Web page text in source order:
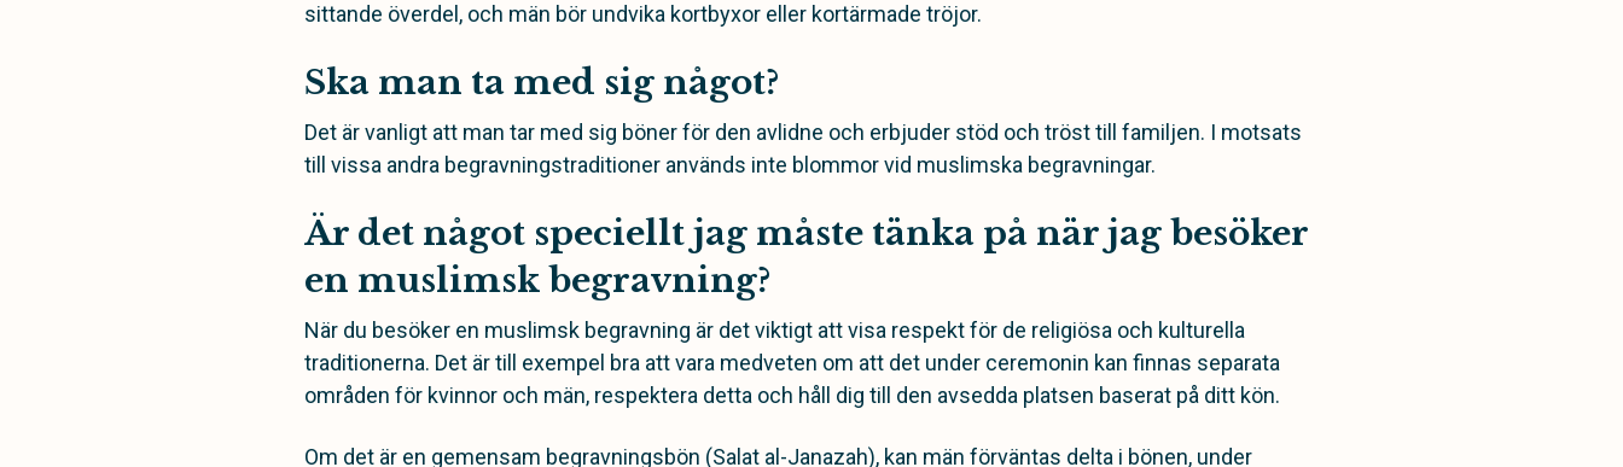
sittande överdel, och män bör undvika kortbyxor eller kortärmade tröjor.
Ska man ta med sig något?
Det är vanligt att man tar med sig böner för den avlidne och erbjuder stöd och tröst till familjen. I motsats
till vissa andra begravningstraditioner används inte blommor vid muslimska begravningar.
Är det något speciellt jag måste tänka på när jag besöker
en muslimsk begravning?
När du besöker en muslimsk begravning är det viktigt att visa respekt för de religiösa och kulturella
traditionerna. Det är till exempel bra att vara medveten om att det under ceremonin kan finnas separata
områden för kvinnor och män, respektera detta och håll dig till den avsedda platsen baserat på ditt kön.
Om det är en gemensam begravningsbön (Salat al-Janazah), kan män förväntas delta i bönen, under